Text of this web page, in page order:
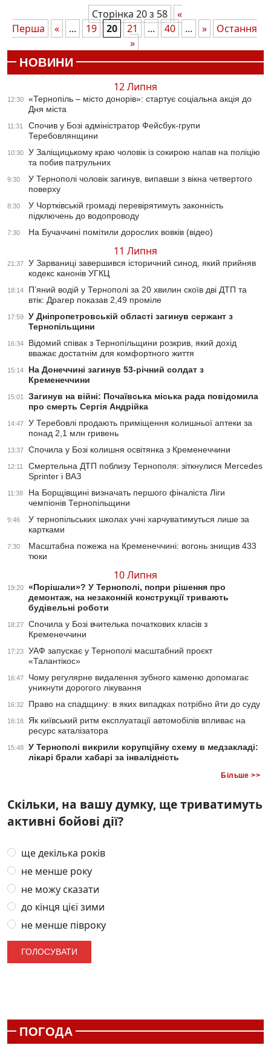
Сторінка 20 з 58
«
Перша
« ... 19 20 21 ... 40 ... »
Остання
»
НОВИНИ
12 Липня
12:30
«Тернопіль – місто донорів»: стартує соціальна акція до
Дня міста
11:31
Спочив у Бозі адміністратор Фейсбук-групи
Теребовлянщини
10:30
У Заліщицькому краю чоловік із сокирою напав на поліцію
та побив патрульних
9:30
У Тернополі чоловік загинув, випавши з вікна четвертого
поверху
8:30
У Чортківській громаді перевірятимуть законність
підключень до водопроводу
7:30 На Бучаччині помітили дорослих вовків (відео)
11 Липня
21:37
У Зарваниці завершився історичний синод, який прийняв
кодекс канонів УГКЦ
18:14
П’яний водій у Тернополі за 20 хвилин скоїв дві ДТП та
втік: Драгер показав 2,49 проміле
17:59
У Дніпропетровській області загинув сержант з
Тернопільщини
16:34
Відомий співак з Тернопільщини розкрив, який дохід
вважає достатнім для комфортного життя
15:14
На Донеччині загинув 53-річний солдат з
Кременеччини
15:01
Загинув на війні: Почаївська міська рада повідомила
про смерть Сергія Андрійка
14:47
У Теребовлі продають приміщення колишньої аптеки за
понад 2,1 млн гривень
13:37 Спочила у Бозі колишня освітянка з Кременеччини
12:11
Смертельна ДТП поблизу Тернополя: зіткнулися Mercedes
Sprinter і ВАЗ
11:38
На Борщівщині визначать першого фіналіста Ліги
чемпіонів Тернопільщини
9:46
У тернопільських школах учні харчуватимуться лише за
картками
7:30
Масштабна пожежа на Кременеччині: вогонь знищив 433
тюки
10 Липня
19:20
«Порішали»? У Тернополі, попри рішення про
демонтаж, на незаконній конструкції тривають
будівельні роботи
18:27
Спочила у Бозі вчителька початкових класів з
Кременеччини
17:23
УАФ запускає у Тернополі масштабний проєкт
«Талантікос»
16:47
Чому регулярне видалення зубного каменю допомагає
уникнути дорогого лікування
16:32 Право на спадщину: в яких випадках потрібно йти до суду
16:16
Як київський ритм експлуатації автомобілів впливає на
ресурс каталізатора
15:48
У Тернополі викрили корупційну схему в медзакладі:
лікарі брали хабарі за інвалідність
Більше >>
Скільки, на вашу думку, ще триватимуть
активні бойові дії?
ще декілька років
не менше року
не можу сказати
до кінця цієї зими
не менше півроку
ПОГОДА